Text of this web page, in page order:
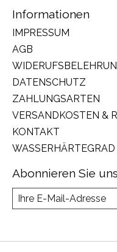
Informationen
IMPRESSUM
AGB
DATENSCHUTZ
ZAHLUNGSARTEN
VERSANDKOSTEN &
KONTAKT
WASSERHÄRTEGRAD
Abonnieren Sie